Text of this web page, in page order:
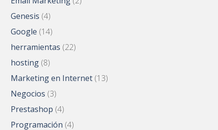
Genesis (4)
Google (14)
herramientas (22)
hosting (8)
Marketing en Internet (13)
Negocios (3)
Prestashop (4)
Programación (4)